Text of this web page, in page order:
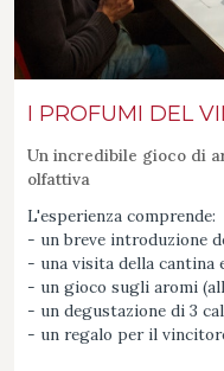
I PROFUMI DEL
Un incredibile gioco di
olfattiva
L'esperienza comprende:
- un breve introduzione
- una visita della cantina
- un gioco sugli aromi
- un degustazione di 3
- un regalo per il